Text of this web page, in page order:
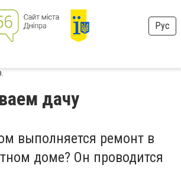
Рус
дачу
выполняется ремонт в
доме? Он проводится